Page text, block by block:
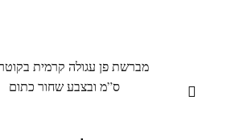
ס”מ ובצבע שחור כתום